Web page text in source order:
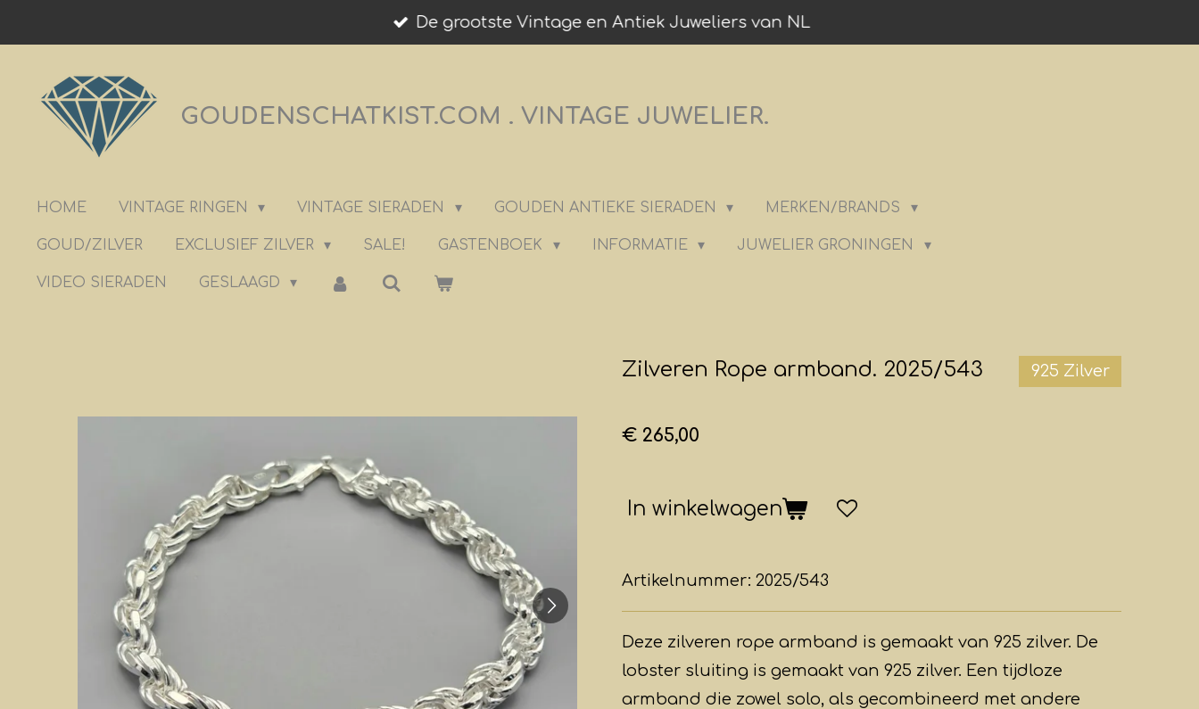
hoofdinhoud
De grootste Vintage en Antiek Juweliers van NL
GOUDENSCHATKIST.COM . VINTAGE JUWELIER.
HOME VINTAGE RINGEN VINTAGE SIERADEN GOUDEN ANTIEKE SIERADEN MERKEN/BRANDS
GOUD/ZILVER EXCLUSIEF ZILVER SALE! GASTENBOEK INFORMATIE JUWELIER GRONINGEN
VIDEO SIERADEN GESLAAGD
Zilveren Rope armband. 2025/543 925 Zilver
€ 265,00
In winkelwagen
Artikelnummer: 2025/543
Deze zilveren rope armband is gemaakt van 925 zilver. De
lobster sluiting is gemaakt van 925 zilver. Een tijdloze
armband die zowel solo, als gecombineerd met andere